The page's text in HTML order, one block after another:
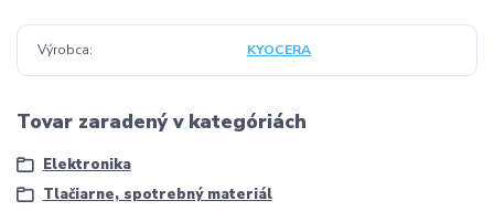
Výrobca KYOCERA
Tovar zaradený v kategóriách
Elektronika
Tlačiarne, spotrebný materiál